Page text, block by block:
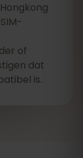
of
dat
is.